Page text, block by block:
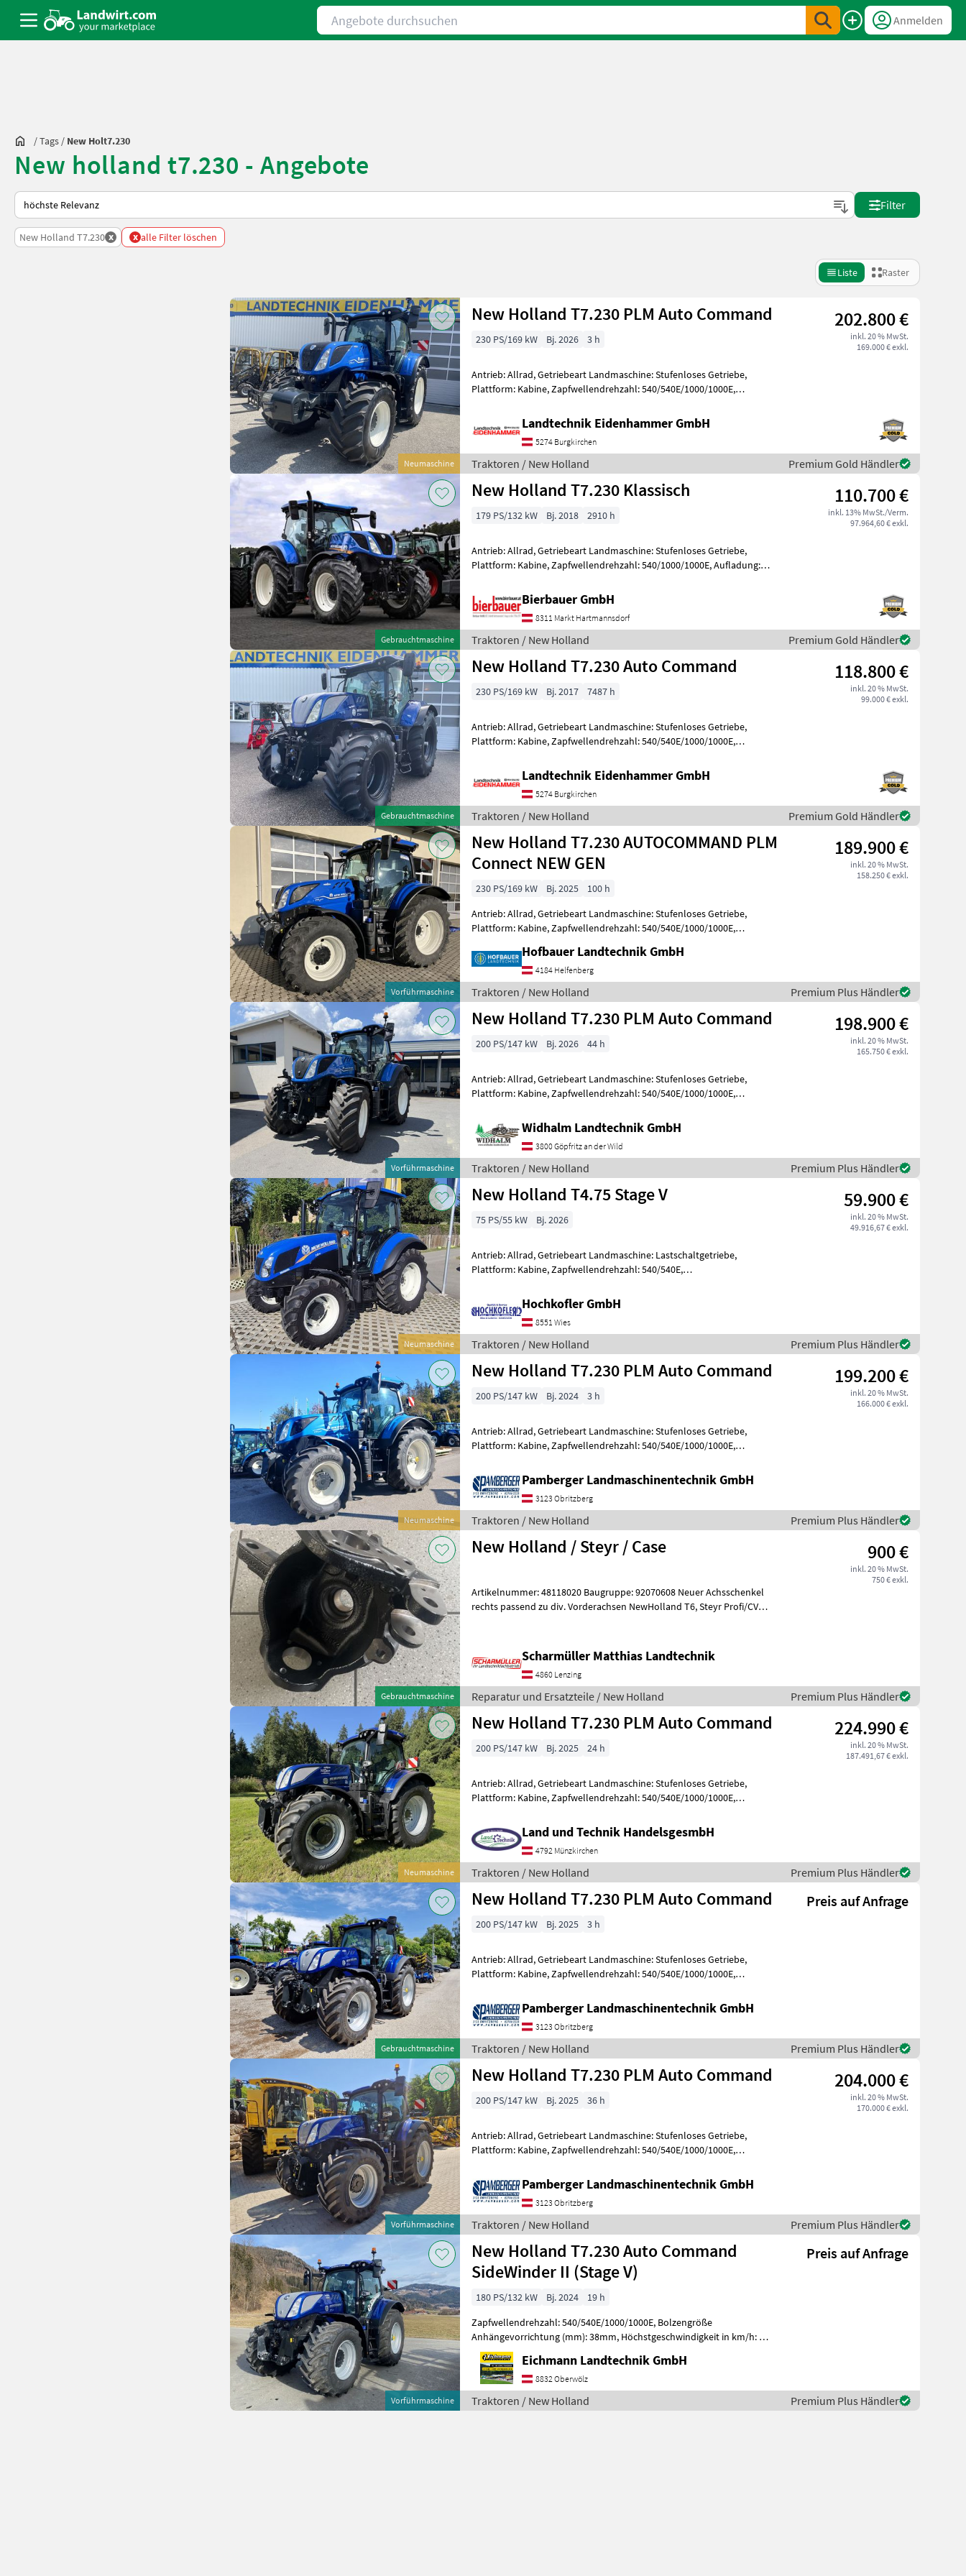
Angebote durchsuchen
Anmelden
/Tags / New Holt7.230
New holland t7.230 - Angebote
So wird auf Landwirt.com sortiert
Filter
New Holland T7.230 x x alle Filter löschen
Liste Raster
Neumaschine
New Holland T7.230 PLM Auto Command 202.800 €
inkl. 20 % MwSt.
169.000 € exkl.
230 PS/169 kW Bj. 2026 3 h
Antrieb: Allrad, Getriebeart Landmaschine: Stufenloses Getriebe,
Plattform: Kabine, Zapfwellendrehzahl: 540/540E/1000/1000E,
Landtechnik Eidenhammer GmbH
5274 Burgkirchen
Traktoren / New Holland Premium Gold Händler
Gebrauchtmaschine
New Holland T7.230 Klassisch 110.700 €
inkl. 13% MwSt./Verm.
97.964,60 € exkl.
179 PS/132 kW Bj. 2018 2910 h
Antrieb: Allrad, Getriebeart Landmaschine: Stufenloses Getriebe,
Plattform: Kabine, Zapfwellendrehzahl: 540/1000/1000E, Aufladung:
Bierbauer GmbH
8311 Markt Hartmannsdorf
Traktoren / New Holland Premium Gold Händler
Gebrauchtmaschine
New Holland T7.230 Auto Command 118.800 €
inkl. 20 % MwSt.
99.000 € exkl.
230 PS/169 kW Bj. 2017 7487 h
Antrieb: Allrad, Getriebeart Landmaschine: Stufenloses Getriebe,
Plattform: Kabine, Zapfwellendrehzahl: 540/540E/1000/1000E,
Landtechnik Eidenhammer GmbH
5274 Burgkirchen
Traktoren / New Holland Premium Gold Händler
Vorführmaschine
New Holland T7.230 AUTOCOMMAND PLM
Connect NEW GEN
189.900 €
inkl. 20 % MwSt.
158.250 € exkl.
230 PS/169 kW Bj. 2025
100 h
Antrieb: Allrad, Getriebeart Landmaschine: Stufenloses Getriebe,
Plattform: Kabine, Zapfwellendrehzahl: 540/540E/1000/1000E,
Hofbauer Landtechnik GmbH
4184 Helfenberg
Traktoren / New Holland Premium Plus Händler
Vorführmaschine
New Holland T7.230 PLM Auto Command 198.900 €
inkl. 20 % MwSt.
165.750 € exkl.
200 PS/147 kW Bj. 2026 44 h
Antrieb: Allrad, Getriebeart Landmaschine: Stufenloses Getriebe,
Plattform: Kabine, Zapfwellendrehzahl: 540/540E/1000/1000E,
Widhalm Landtechnik GmbH
3800 Göpfritz an der Wild
Traktoren / New Holland Premium Plus Händler
Neumaschine
New Holland T4.75 Stage V 59.900 €
inkl. 20 % MwSt.
49.916,67 € exkl.
75 PS/55 kW Bj. 2026
Antrieb: Allrad, Getriebeart Landmaschine: Lastschaltgetriebe,
Plattform: Kabine, Zapfwellendrehzahl: 540/540E,
Hochkofler GmbH
8551 Wies
Traktoren / New Holland Premium Plus Händler
Neumaschine
New Holland T7.230 PLM Auto Command 199.200 €
inkl. 20 % MwSt.
166.000 € exkl.
200 PS/147 kW Bj. 2024 3 h
Antrieb: Allrad, Getriebeart Landmaschine: Stufenloses Getriebe,
Plattform: Kabine, Zapfwellendrehzahl: 540/540E/1000/1000E,
Pamberger Landmaschinentechnik GmbH
3123 Obritzberg
Traktoren / New Holland Premium Plus Händler
Gebrauchtmaschine
New Holland / Steyr / Case 900 €
inkl. 20 % MwSt.
750 € exkl.
Artikelnummer: 48118020 Baugruppe: 92070608 Neuer Achsschenkel
rechts passend zu div. Vorderachsen NewHolland T6, Steyr Profi/CVT,
Scharmüller Matthias Landtechnik
4860 Lenzing
Reparatur und Ersatzteile / New Holland Premium Plus Händler
Neumaschine
New Holland T7.230 PLM Auto Command 224.990 €
inkl. 20 % MwSt.
187.491,67 € exkl.
200 PS/147 kW Bj. 2025 24 h
Antrieb: Allrad, Getriebeart Landmaschine: Stufenloses Getriebe,
Plattform: Kabine, Zapfwellendrehzahl: 540/540E/1000/1000E,
Land und Technik HandelsgesmbH
4792 Münzkirchen
Traktoren / New Holland Premium Plus Händler
Gebrauchtmaschine
New Holland T7.230 PLM Auto Command Preis auf Anfrage
200 PS/147 kW Bj. 2025 3 h
Antrieb: Allrad, Getriebeart Landmaschine: Stufenloses Getriebe,
Plattform: Kabine, Zapfwellendrehzahl: 540/540E/1000/1000E,
Pamberger Landmaschinentechnik GmbH
3123 Obritzberg
Traktoren / New Holland Premium Plus Händler
Vorführmaschine
New Holland T7.230 PLM Auto Command 204.000 €
inkl. 20 % MwSt.
170.000 € exkl.
200 PS/147 kW Bj. 2025 36 h
Antrieb: Allrad, Getriebeart Landmaschine: Stufenloses Getriebe,
Plattform: Kabine, Zapfwellendrehzahl: 540/540E/1000/1000E,
Pamberger Landmaschinentechnik GmbH
3123 Obritzberg
Traktoren / New Holland Premium Plus Händler
Vorführmaschine
New Holland T7.230 Auto Command
SideWinder II (Stage V)
Preis auf Anfrage
180 PS/132 kW Bj. 2024
19 h
Zapfwellendrehzahl: 540/540E/1000/1000E, Bolzengröße
Anhängevorrichtung (mm): 38mm, Höchstgeschwindigkeit in km/h: 50
km/h, Getriebeart Landmaschine: Stufenloses Getrie
Eichmann Landtechnik GmbH
8832 Oberwölz
Traktoren / New Holland Premium Plus Händler